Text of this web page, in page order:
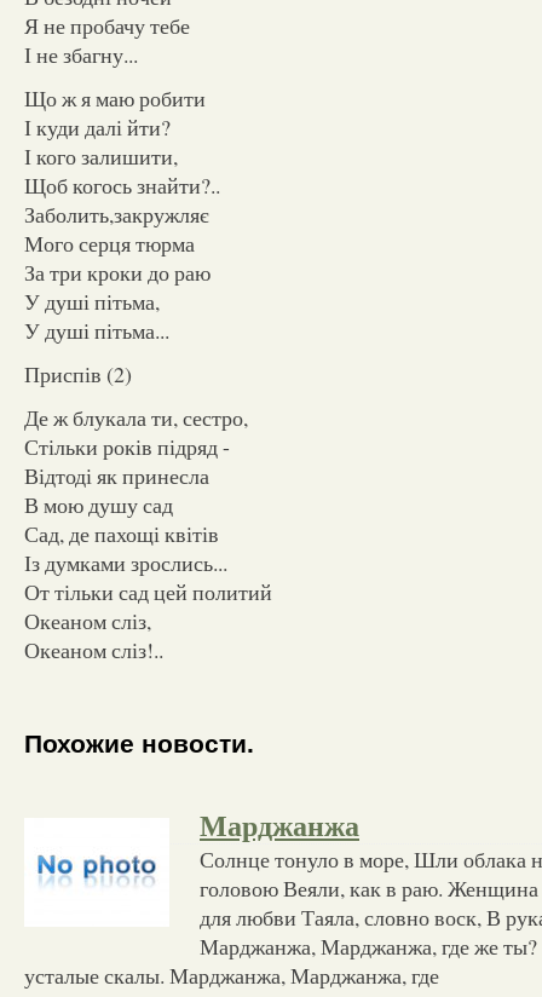
Я не пробачу тебе
І не збагну...
Що ж я маю робити
І куди далі йти?
І кого залишити,
Щоб когось знайти?..
Заболить,закружляє
Мого серця тюрма
За три кроки до раю
У душі пітьма,
У душі пітьма...
Приспів (2)
Де ж блукала ти, сестро,
Стільки років підряд -
Відтоді як принесла
В мою душу сад
Сад, де пахощі квітів
Із думками зрослись...
От тільки сад цей политий
Океаном сліз,
Океаном сліз!..
Похожие новости.
Марджанжа
Солнце тонуло в море, Шли облака
головою Веяли, как в раю.
для любви Таяла, словно воск, В
Марджанжа, Марджанжа, где же ты?
усталые скалы. Марджанжа, Марджанжа, где